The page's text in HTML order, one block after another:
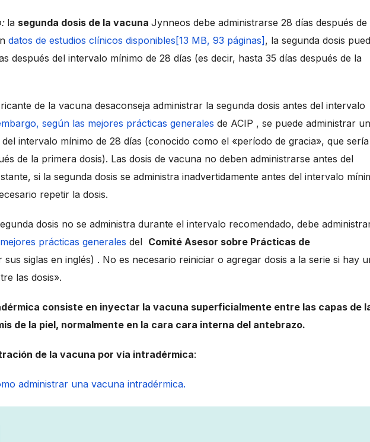
la segunda dosis de la vacuna Jynneos debe administrarse 28 días después de
datos de estudios clínicos disponibles[13 MB, 93 páginas] , la segunda dosis
después del intervalo mínimo de 28 días (es decir, hasta 35 días después de la
de la vacuna desaconseja administrar la segunda dosis antes del intervalo
según las mejores prácticas generales de ACIP , se puede administrar
intervalo mínimo de 28 días (conocido como el «período de gracia», que
de la primera dosis). Las dosis de vacuna no deben administrarse antes del
si la segunda dosis se administra inadvertidamente antes del intervalo
repetir la dosis.
dosis no se administra durante el intervalo recomendado, debe
prácticas generales del Comité Asesor sobre Prácticas de
sus siglas en inglés) . No es necesario reiniciar o agregar dosis a la serie si hay
las dosis».
consiste en inyectar la vacuna superficialmente entre las capas de
de la piel, normalmente en la cara cara interna del antebrazo.
de la vacuna por vía intradérmica: